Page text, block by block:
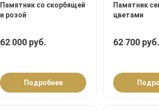
Памятник со скорбящей
и розой
62 000 руб.
Подробнее
Памятник
цветами
62 700 руб.